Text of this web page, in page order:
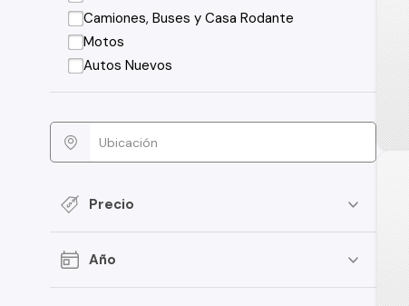
Camiones, Buses y Casa Rodante
Motos
Autos Nuevos
Precio
Año